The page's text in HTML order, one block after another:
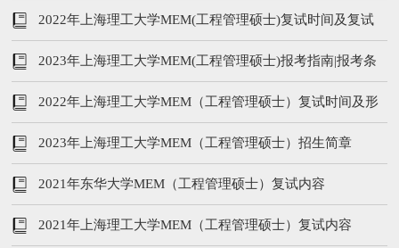
2022年上海理工大学MEM(工程管理硕士)复试时间及复试
内容
2023年上海理工大学MEM(工程管理硕士)报考指南|报考条
件、提前面试、报考流程
2022年上海理工大学MEM（工程管理硕士）复试时间及形
式
2023年上海理工大学MEM（工程管理硕士）招生简章
2021年东华大学MEM（工程管理硕士）复试内容
2021年上海理工大学MEM（工程管理硕士）复试内容